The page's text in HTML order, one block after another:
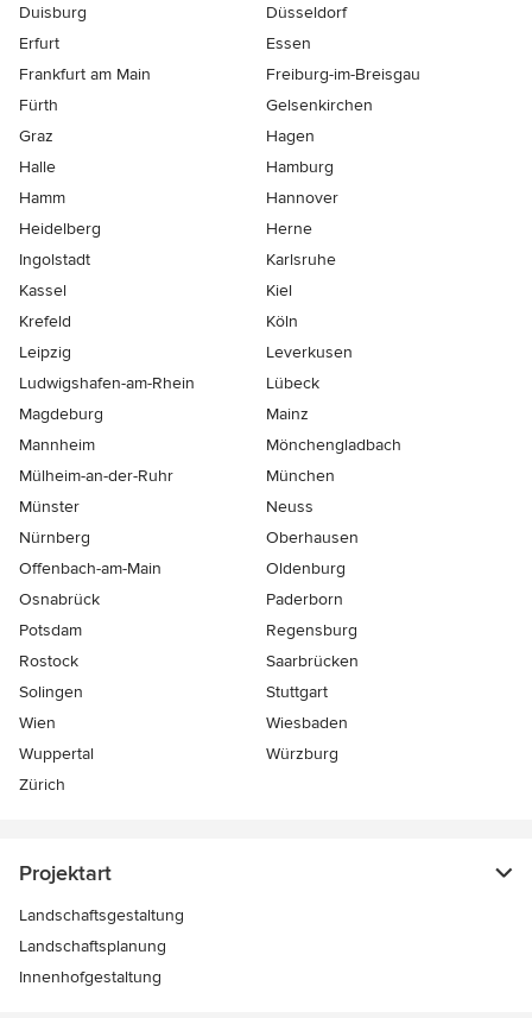
Duisburg
Düsseldorf
Erfurt
Essen
Frankfurt am Main
Freiburg-im-Breisgau
Fürth
Gelsenkirchen
Graz
Hagen
Halle
Hamburg
Hamm
Hannover
Heidelberg
Herne
Ingolstadt
Karlsruhe
Kassel
Kiel
Krefeld
Köln
Leipzig
Leverkusen
Ludwigshafen-am-Rhein
Lübeck
Magdeburg
Mainz
Mannheim
Mönchen­gladbach
Mülheim-an-der-Ruhr
München
Münster
Neuss
Nürnberg
Oberhausen
Offenbach-am-Main
Oldenburg
Osnabrück
Paderborn
Potsdam
Regensburg
Rostock
Saarbrücken
Solingen
Stuttgart
Wien
Wiesbaden
Wuppertal
Würzburg
Zürich
Projektart
Landschaftsgestaltung
Landschaftsplanung
Innenhofgestaltung